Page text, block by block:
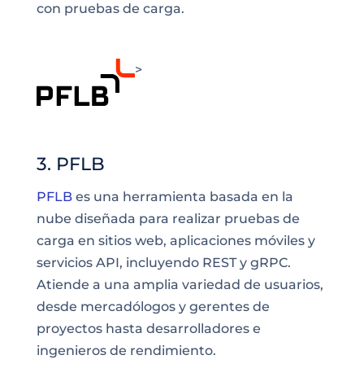
con pruebas de carga.
>
3. PFLB
PFLBes una herramienta basada en la
nube diseñada para realizar pruebas de
carga en sitios web, aplicaciones móviles y
servicios API, incluyendo REST y gRPC.
Atiende a una amplia variedad de usuarios,
desde mercadólogos y gerentes de
proyectos hasta desarrolladores e
ingenieros de rendimiento.